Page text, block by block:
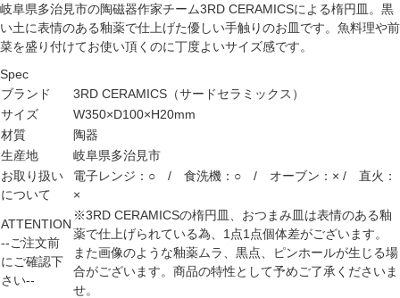
岐阜県多治見市の陶磁器作家チーム3RD CERAMICSによる楕円皿。黒
い土に表情のある釉薬で仕上げた優しい手触りのお皿です。魚料理や前
菜を盛り付けてお使い頂くのに丁度よいサイズ感です。
Spec
ブランド
3RD CERAMICS（サードセラミックス）
サイズ
W350×D100×H20mm
材質
陶器
生産地
岐阜県多治見市
お取り扱い
について
電子レンジ：○ / 食洗機：○ / オーブン：× / 直火：
×
ATTENTION
--ご注文前
にご確認下
さい--
※3RD CERAMICSの楕円皿、おつまみ皿は表情のある釉
薬で仕上げられている為、1点1点個体差がございます。
また画像のような釉薬ムラ、黒点、ピンホールが生じる場
合がございます。商品の特性として予めご了承くださいま
せ。